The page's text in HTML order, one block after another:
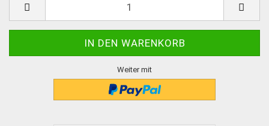
Weiter mit